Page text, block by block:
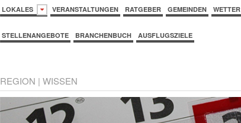
LOKALES VERANSTALTUNGEN RATGEBER GEMEINDEN WETTER
STELLENANGEBOTE BRANCHENBUCH AUSFLUGSZIELE
REGION | WISSEN